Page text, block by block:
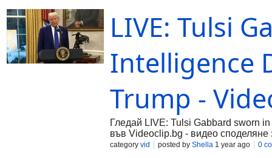
LIVE: Tulsi
Intelligence
Trump -
Гледай LIVE: Tulsi Gabbard sworn
във Videoclip.bg - видео споделяне
category vid posted by Shella 1 year ago 0